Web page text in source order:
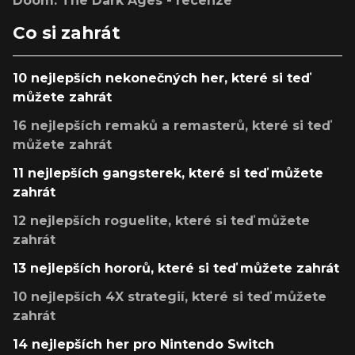
Co si zahrát
10 nejlepších nekonečných her, které si teď
můžete zahrát
16 nejlepších remaků a remasterů, které si teď
můžete zahrát
11 nejlepších gangsterek, které si teď můžete
zahrát
12 nejlepších roguelite, které si teď můžete
zahrát
13 nejlepších hororů, které si teď můžete zahrát
10 nejlepších 4X strategií, které si teď můžete
zahrát
14 nejlepších her pro Nintendo Switch